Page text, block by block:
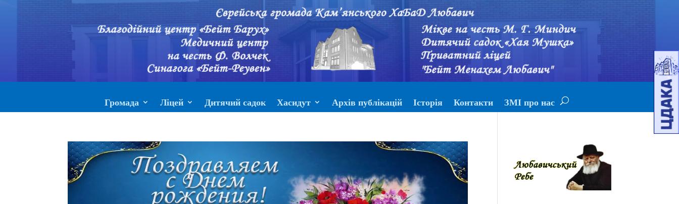
Громада Ліцей Дитячий садок Хасидут Архів публікацій Історія Контакти ЗМІ про нас